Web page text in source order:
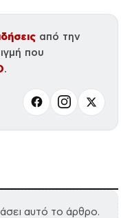
από την
που
.
αυτό το άρθρο.